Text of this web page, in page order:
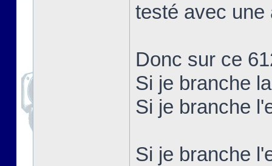
testé avec une
Donc sur ce
Si je branche
Si je branche
Si je branche